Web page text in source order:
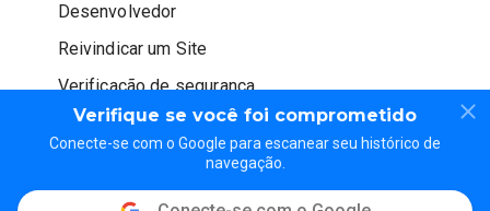
Verifique se você foi comprometido
Conecte-se com o Google para escanear seu histórico de
navegação.
Desenvolvedor
Reivindicar um Site
Verificação de segurança